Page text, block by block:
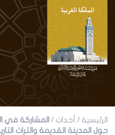
الرئيسية / أحداث / المشاركة في
حول المدينة القديمة والتراث